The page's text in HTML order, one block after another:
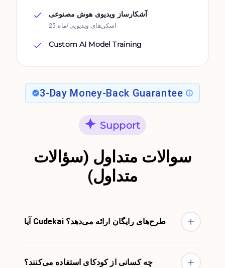
آشکارساز ویدیوی هوش مصنوعی
25 اسکن‌های ویدیویی/ماه
Custom AI Model Training
3-Day Money-Back Guarantee
Support
سوالات متداول (سؤالات
متداول)
آیا Cudekai طرح‌های رایگان ارائه می‌دهد؟
چه کسانی از کودکای استفاده می‌کنند؟